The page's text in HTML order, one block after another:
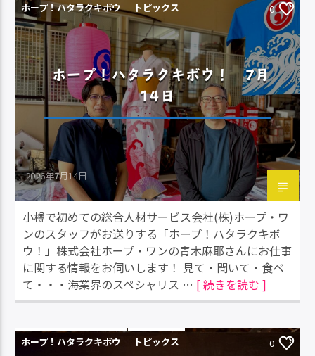
ホープ！ハタラクキボウ トピックス 0
ホープ！ハタラクキボウ！ 7月
14日
2026年7月14日
小樽で初めての総合人材サービス会社(株)ホープ・ワ
ンのスタッフがお送りする「ホープ！ハタラクキボ
ウ！」株式会社ホープ・ワンの青木麻耶さんにお仕事
に関する情報をお伺いします！ 見て・聞いて・食べ
て・・・海業界のスペシャリス … [ 続きを読む ]
ホープ！ハタラクキボウ トピックス 0